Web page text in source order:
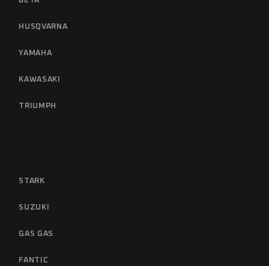
HUSQVARNA
YAMAHA
KAWASAKI
TRIUMPH
STARK
SUZUKI
GAS GAS
FANTIC